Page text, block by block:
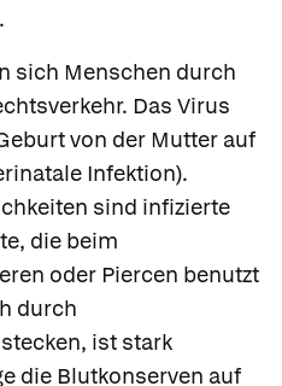
sich Menschen durch
Das Virus
von der Mutter auf
Infektion).
sind infizierte
die beim
oder Piercen benutzt
durch
ist stark
die Blutkonserven auf